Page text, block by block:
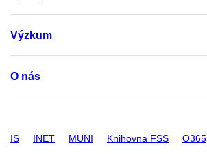
Výzkum
O nás
IS INET MUNI Knihovna FSS O365